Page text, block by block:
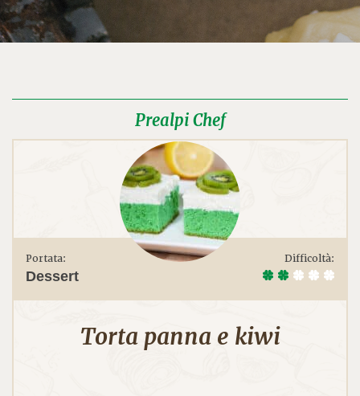
Prealpi Chef
Portata:
Dessert
Difficoltà:
Torta panna e kiwi